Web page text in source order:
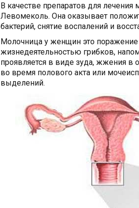
В качестве препаратов для
Левомеколь. Она оказывает
бактерий, снятие воспалений и
Молочница у женщин это
жизнедеятельностью грибков,
проявляется в виде зуда, жжения в
во время полового акта или
выделений.